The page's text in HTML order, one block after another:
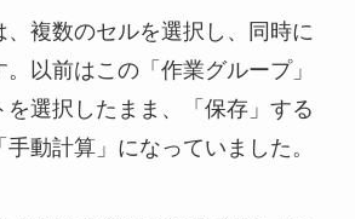
、複数のセルを選択し、同時に
以前はこの「作業グループ」
を選択したまま、「保存」する
動計算」になっていました。